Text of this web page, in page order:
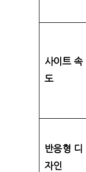
사이트 속
도
반응형 디
자인